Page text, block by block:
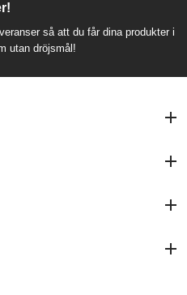
så att du får dina produkter i
utan dröjsmål!